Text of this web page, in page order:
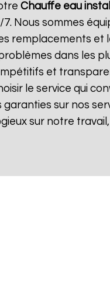
Chauffe eau
Nous sommes
remplacements et
dans les
et
le service qui
sur nos
sur notre